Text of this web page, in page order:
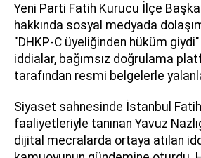
Yeni Parti Fatih Kurucu İlçe
hakkında sosyal medyada
"DHKP-C üyeliğinden hüküm
iddialar, bağımsız doğrulama
tarafından resmi belgelerle
Siyaset sahnesinde İstanbul
faaliyetleriyle tanınan Yavuz
dijital mecralarda ortaya atılan